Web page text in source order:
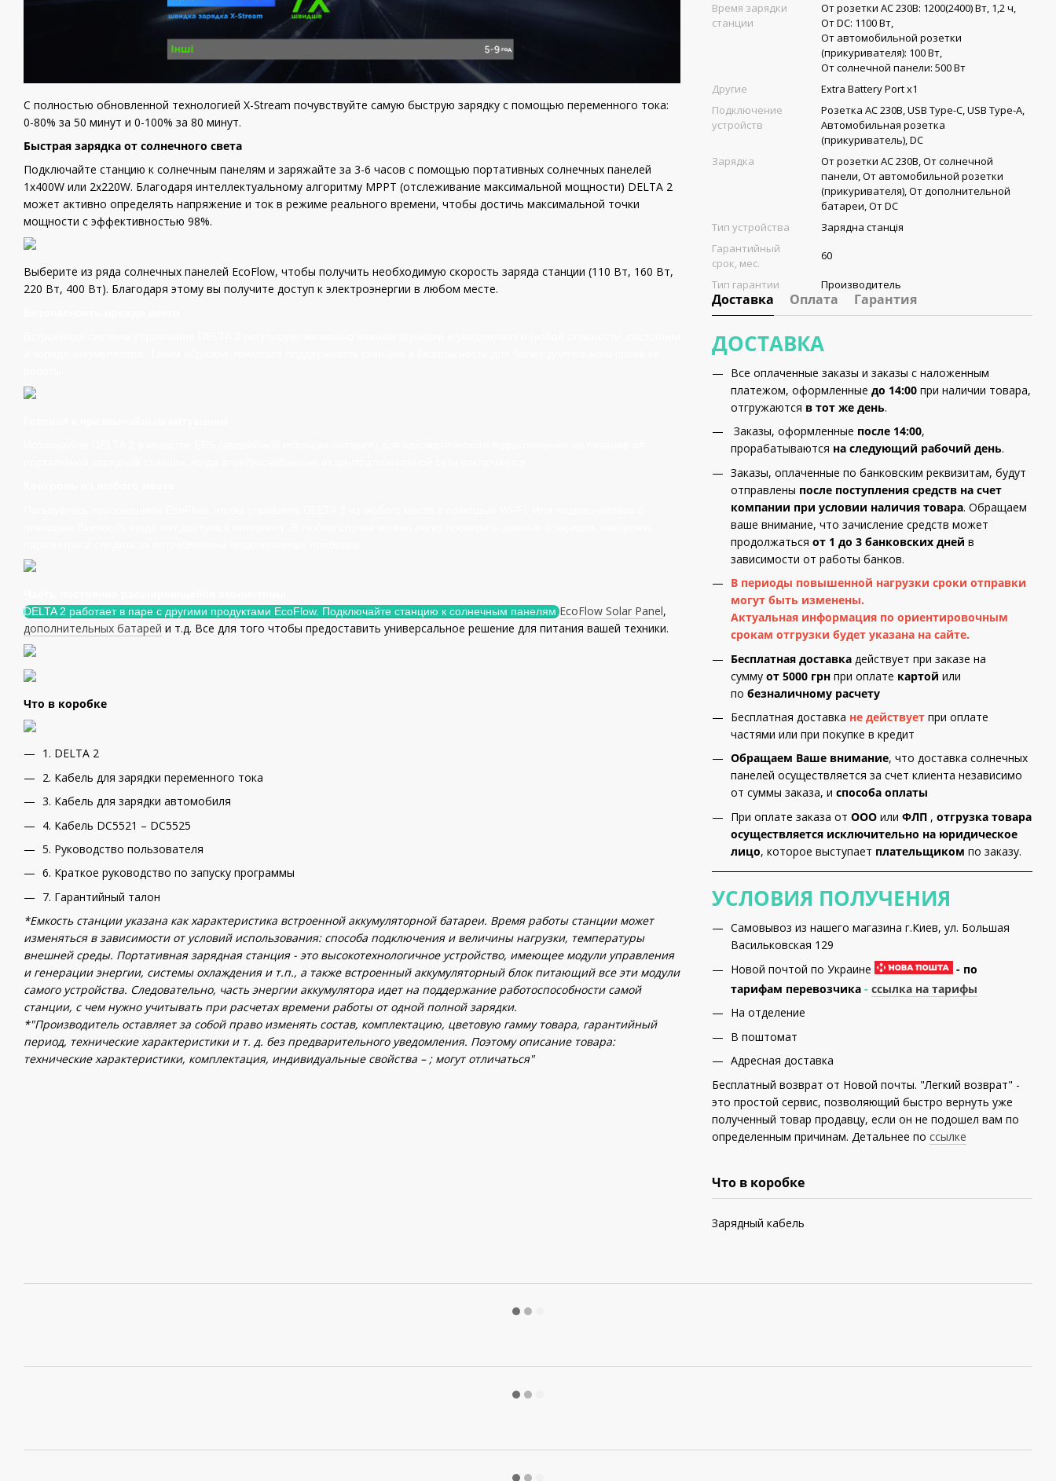
С полностью обновленной технологией X-Stream почувствуйте самую быструю зарядку с помощью переменного тока:
0-80% за 50 минут и 0-100% за 80 минут.
Быстрая зарядка от солнечного света
Подключайте станцию ​​к солнечным панелям и заряжайте за 3-6 часов с помощью портативных солнечных панелей
1x400W или 2x220W. Благодаря интеллектуальному алгоритму MPPT (отслеживание максимальной мощности) DELTA 2
может активно определять напряжение и ток в режиме реального времени, чтобы достичь максимальной точки
мощности с эффективностью 98%.
Выберите из ряда солнечных панелей EcoFlow, чтобы получить необходимую скорость заряда станции (110 Вт, 160 Вт,
220 Вт, 400 Вт). Благодаря этому вы получите доступ к электроэнергии в любом месте.
DELTA 2 работает в паре с другими продуктами EcoFlow. Подключайте станцию ​​к солнечным панелямEcoFlow Solar Panel,
дополнительных батарей и т.д. Все для того чтобы предоставить универсальное решение для питания вашей техники.
Что в коробке
1. DELTA 2
2. Кабель для зарядки переменного тока
3. Кабель для зарядки автомобиля
4. Кабель DC5521 – DC5525
5. Руководство пользователя
6. Краткое руководство по запуску программы
7. Гарантийный талон
*Емкость станции указана как характеристика встроенной аккумуляторной батареи. Время работы станции может
изменяться в зависимости от условий использования: способа подключения и величины нагрузки, температуры
внешней среды. Портативная зарядная станция - это высокотехнологичное устройство, имеющее модули управления
и генерации энергии, системы охлаждения и т.п., а также встроенный аккумуляторный блок питающий все эти модули
самого устройства. Следовательно, часть энергии аккумулятора идет на поддержание работоспособности самой
станции, с чем нужно учитывать при расчетах времени работы от одной полной зарядки.
*"Производитель оставляет за собой право изменять состав, комплектацию, цветовую гамму товара, гарантийный
период, технические характеристики и т. д. без предварительного уведомления. Поэтому описание товара:
технические характеристики, комплектация, индивидуальные свойства – ; могут отличаться"
Время зарядки
станции
От розетки AC 230В: 1200(2400) Вт, 1,2 ч,
От DC: 1100 Вт,
От автомобильной розетки
(прикуривателя): 100 Вт,
От солнечной панели: 500 Вт
Другие
Extra Battery Port x1
Подключение
устройств
Розетка AC 230В, USB Type-C, USB Type-A,
Автомобильная розетка
(прикуриватель), DC
Зарядка
От розетки AC 230В, От солнечной
панели, От автомобильной розетки
(прикуривателя), От дополнительной
батареи, От DC
Тип устройства
Зарядна станція
Гарантийный
срок, мес.
60
Тип гарантии Производитель
Доставка Оплата Гарантия
ДОСТАВКА
Все оплаченные заказы и заказы с наложенным
платежом, оформленные до 14:00 при наличии товара,
отгружаются в тот же день.
Заказы, оформленные после 14:00,
прорабатываются на следующий рабочий день.
Заказы, оплаченные по банковским реквизитам, будут
отправлены после поступления средств на счет
компании при условии наличия товара. Обращаем
ваше внимание, что зачисление средств может
продолжаться от 1 до 3 банковских дней в
зависимости от работы банков.
В периоды повышенной нагрузки сроки отправки
могут быть изменены.
Актуальная информация по ориентировочным
срокам отгрузки будет указана на сайте.
Бесплатная доставка действует при заказе на
сумму от 5000 грн при оплате картой или
по безналичному расчету
Бесплатная доставка не действует при оплате
частями или при покупке в кредит
Обращаем Ваше внимание, что доставка солнечных
панелей осуществляется за счет клиента независимо
от суммы заказа, и способа оплаты
При оплате заказа от ООО или ФЛП , отгрузка товара
осуществляется исключительно на юридическое
лицо, которое выступает плательщиком по заказу.
УСЛОВИЯ ПОЛУЧЕНИЯ
Самовывоз из нашего магазина г.Киев, ул. Большая
Васильковская 129
Новой почтой по Украине
- по
тарифам перевозчика - ссылка на тарифы
На отделение
В поштомат
Адресная доставка
Бесплатный возврат от Новой почты. "Легкий возврат" -
это простой сервис, позволяющий быстро вернуть уже
полученный товар продавцу, если он не подошел вам по
определенным причинам. Детальнее по ссылке
Что в коробке
Зарядный кабель